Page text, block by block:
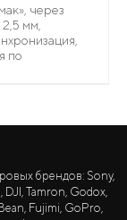
через
мм,
по
брендов: Sony,
Tamron, Godox,
Fujimi, GoPro,